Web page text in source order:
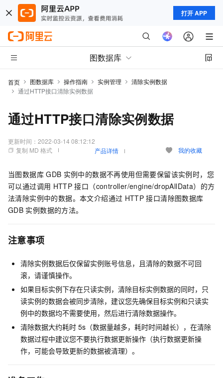
打开 APP
图数据库
首页 图数据库 操作指南 实例管理
清除实例数据
通过HTTP接口清除实例数据
通过HTTP接口清除实例数据
更新时间： 2022-03-14 08:12:12
复制 MD 格式
产品详情 我的收藏
当图数据库 GDB 实例中的数据不再使用但需要保留该实例时，您
可以通过调用 HTTP 接口（controller/engine/dropAllData）的方
法清除实例中的数据。本文介绍通过 HTTP 接口清除图数据库
GDB 实例数据的方法。
注意事项
清除实例数据后仅保留实例账号信息，且清除的数据不可回
滚，请谨慎操作。
如果目标实例下存在只读实例，清除目标实例数据的同时，只
读实例的数据会被同步清除，建议您先确保目标实例和只读实
例中的数据均不需要使用，然后进行清除数据操作。
清除数据大约耗时 5s（数据量越多，耗时时间越长），在清除
数据过程中建议您不要执行数据更新操作（执行数据更新操
作，可能会导致更新的数据被清理）。